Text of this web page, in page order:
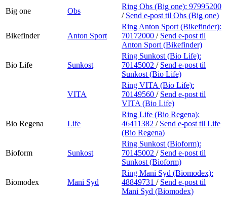
Big one
Obs
Ring Obs (Big one): 97995200
/ Send e-post til Obs (Big one)
Bikefinder Anton Sport
Ring Anton Sport (Bikefinder):
70172000 / Send e-post til
Anton Sport (Bikefinder)
Bio Life Sunkost
Ring Sunkost (Bio Life):
70145002 / Send e-post til
Sunkost (Bio Life)
VITA
Ring VITA (Bio Life):
70149560 / Send e-post til
VITA (Bio Life)
Bio Regena Life
Ring Life (Bio Regena):
46411382 / Send e-post til Life
(Bio Regena)
Bioform Sunkost
Ring Sunkost (Bioform):
70145002 / Send e-post til
Sunkost (Bioform)
Biomodex Mani Syd
Ring Mani Syd (Biomodex):
48849731 / Send e-post til
Mani Syd (Biomodex)